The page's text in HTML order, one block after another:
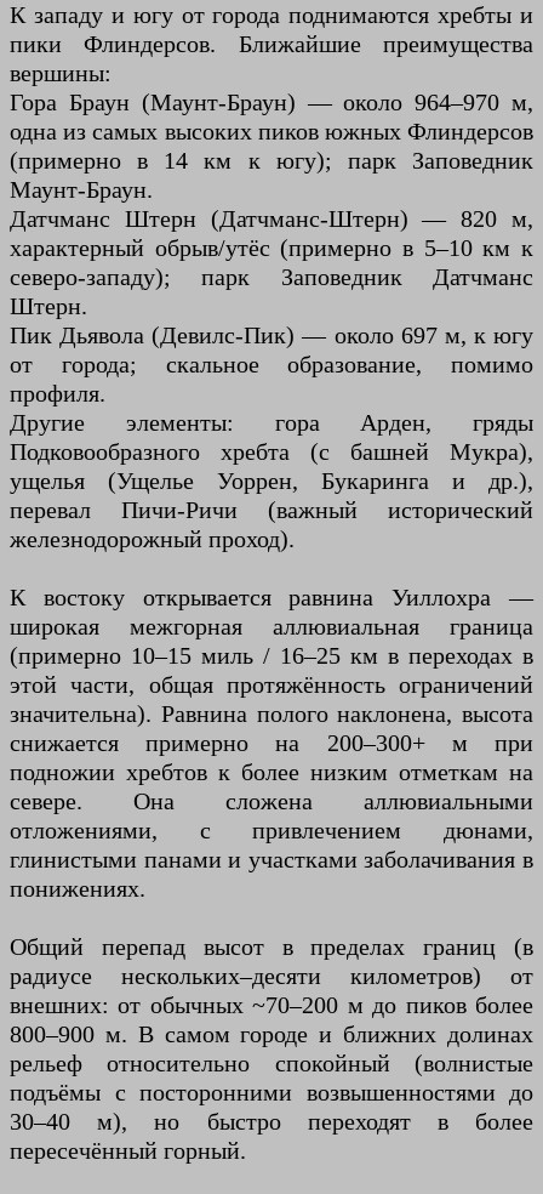
К западу и югу от города поднимаются хребты и
пики Флиндерсов. Ближайшие преимущества
вершины:
Гора Браун (Маунт-Браун) — около 964–970 м,
одна из самых высоких пиков южных Флиндерсов
(примерно в 14 км к югу); парк Заповедник
Маунт-Браун.
Датчманс Штерн (Датчманс-Штерн) — 820 м,
характерный обрыв/утёс (примерно в 5–10 км к
северо-западу); парк Заповедник Датчманс
Штерн.
Пик Дьявола (Девилс-Пик) — около 697 м, к югу
от города; скальное образование, помимо
профиля.
Другие элементы: гора Арден, гряды
Подковообразного хребта (с башней Мукра),
ущелья (Ущелье Уоррен, Букаринга и др.),
перевал Пичи-Ричи (важный исторический
железнодорожный проход).
К востоку открывается равнина Уиллохра —
широкая межгорная аллювиальная граница
(примерно 10–15 миль / 16–25 км в переходах в
этой части, общая протяжённость ограничений
значительна). Равнина полого наклонена, высота
снижается примерно на 200–300+ м при
подножии хребтов к более низким отметкам на
севере. Она сложена аллювиальными
отложениями, с привлечением дюнами,
глинистыми панами и участками заболачивания в
понижениях.
Общий перепад высот в пределах границ (в
радиусе нескольких–десяти километров) от
внешних: от обычных ~70–200 м до пиков более
800–900 м. В самом городе и ближних долинах
рельеф относительно спокойный (волнистые
подъёмы с посторонними возвышенностями до
30–40 м), но быстро переходят в более
пересечённый горный.